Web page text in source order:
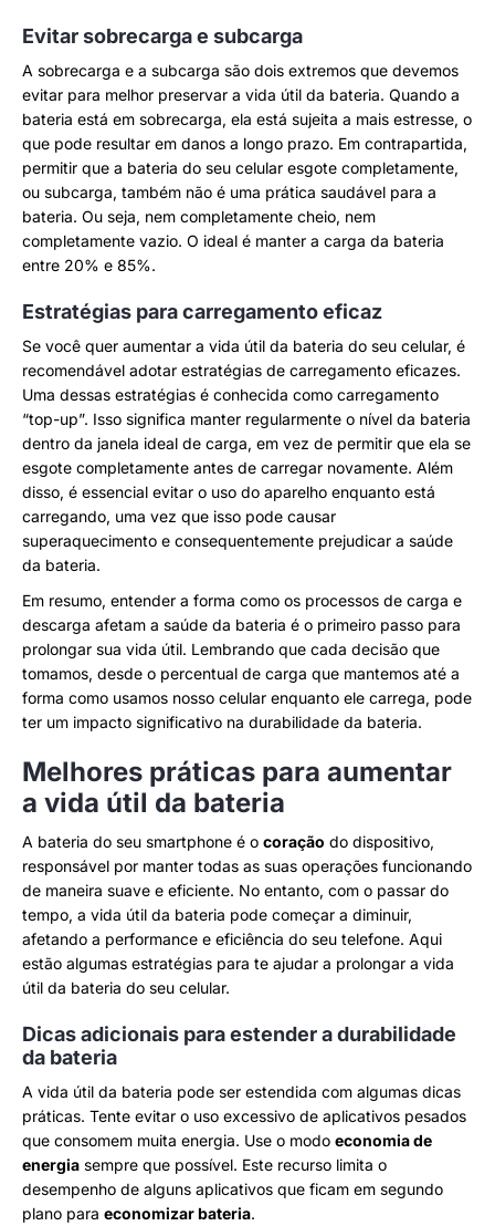
Evitar sobrecarga e subcarga
A sobrecarga e a subcarga são dois extremos que devemos
evitar para melhor preservar a vida útil da bateria. Quando a
bateria está em sobrecarga, ela está sujeita a mais estresse, o
que pode resultar em danos a longo prazo. Em contrapartida,
permitir que a bateria do seu celular esgote completamente,
ou subcarga, também não é uma prática saudável para a
bateria. Ou seja, nem completamente cheio, nem
completamente vazio. O ideal é manter a carga da bateria
entre 20% e 85%.
Estratégias para carregamento eficaz
Se você quer aumentar a vida útil da bateria do seu celular, é
recomendável adotar estratégias de carregamento eficazes.
Uma dessas estratégias é conhecida como carregamento
“top-up”. Isso significa manter regularmente o nível da bateria
dentro da janela ideal de carga, em vez de permitir que ela se
esgote completamente antes de carregar novamente. Além
disso, é essencial evitar o uso do aparelho enquanto está
carregando, uma vez que isso pode causar
superaquecimento e consequentemente prejudicar a saúde
da bateria.
Em resumo, entender a forma como os processos de carga e
descarga afetam a saúde da bateria é o primeiro passo para
prolongar sua vida útil. Lembrando que cada decisão que
tomamos, desde o percentual de carga que mantemos até a
forma como usamos nosso celular enquanto ele carrega, pode
ter um impacto significativo na durabilidade da bateria.
Melhores práticas para aumentar
a vida útil da bateria
A bateria do seu smartphone é o coração do dispositivo,
responsável por manter todas as suas operações funcionando
de maneira suave e eficiente. No entanto, com o passar do
tempo, a vida útil da bateria pode começar a diminuir,
afetando a performance e eficiência do seu telefone. Aqui
estão algumas estratégias para te ajudar a prolongar a vida
útil da bateria do seu celular.
Dicas adicionais para estender a durabilidade
da bateria
A vida útil da bateria pode ser estendida com algumas dicas
práticas. Tente evitar o uso excessivo de aplicativos pesados
que consomem muita energia. Use o modo economia de
energia sempre que possível. Este recurso limita o
desempenho de alguns aplicativos que ficam em segundo
plano para economizar bateria.